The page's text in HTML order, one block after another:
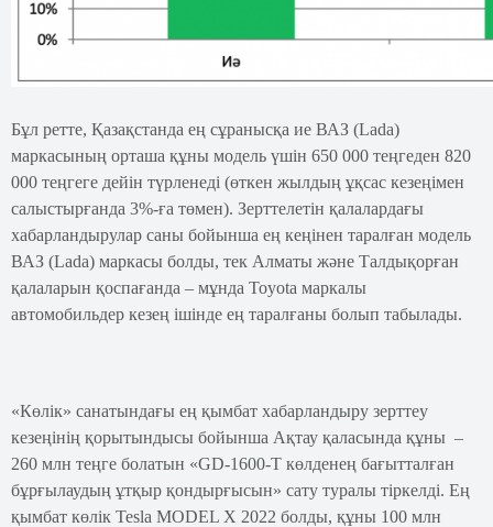
Бұл ретте, Қазақстанда ең сұранысқа ие ВАЗ (Lada)
маркасының орташа құны модель үшін 650 000 теңгеден 820
000 теңгеге дейін түрленеді (өткен жылдың ұқсас кезеңімен
салыстырғанда 3%-ға төмен). Зерттелетін қалалардағы
хабарландырулар саны бойынша ең кеңінен таралған модель
ВАЗ (Lada) маркасы болды, тек Алматы және Талдықорған
қалаларын қоспағанда – мұнда Toyota маркалы
автомобильдер кезең ішінде ең таралғаны болып табылады.
«Көлік» санатындағы ең қымбат хабарландыру зерттеу
кезеңінің қорытындысы бойынша Ақтау қаласында құны –
260 млн теңге болатын «GD-1600-T көлденең бағытталған
бұрғылаудың ұтқыр қондырғысын» сату туралы тіркелді. Ең
қымбат көлік Tesla MODEL X 2022 болды, құны 100 млн